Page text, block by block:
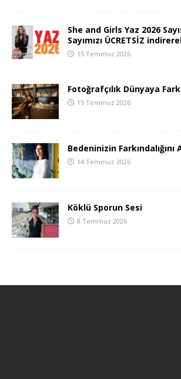
She and Girls Yaz 2026
Sayımızı ÜCRETSİZ
15 Temmuz 2026
Fotoğrafçılık Dünyaya
15 Temmuz 2026
Bedeninizin Farkındalığını
14 Temmuz 2026
Köklü Sporun Sesi
8 Temmuz 2026